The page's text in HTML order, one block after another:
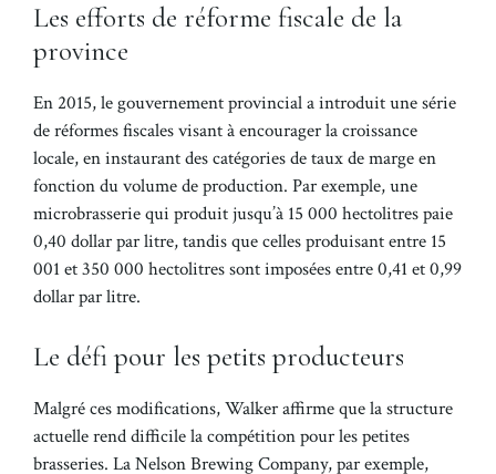
Les efforts de réforme fiscale de la
province
En 2015, le gouvernement provincial a introduit une série
de réformes fiscales visant à encourager la croissance
locale, en instaurant des catégories de taux de marge en
fonction du volume de production. Par exemple, une
microbrasserie qui produit jusqu’à 15 000 hectolitres paie
0,40 dollar par litre, tandis que celles produisant entre 15
001 et 350 000 hectolitres sont imposées entre 0,41 et 0,99
dollar par litre.
Le défi pour les petits producteurs
Malgré ces modifications, Walker affirme que la structure
actuelle rend difficile la compétition pour les petites
brasseries. La Nelson Brewing Company, par exemple,